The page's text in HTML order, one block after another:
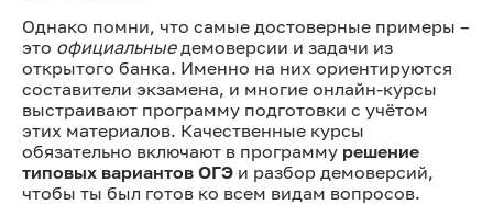
Однако помни, что самые достоверные примеры –
это официальныедемоверсии и задачи из
открытого банка. Именно на них ориентируются
составители экзамена, и многие онлайн-курсы
выстраивают программу подготовки с учётом
этих материалов. Качественные курсы
обязательно включают в программу решение
типовых вариантов ОГЭ и разбор демоверсий,
чтобы ты был готов ко всем видам вопросов.